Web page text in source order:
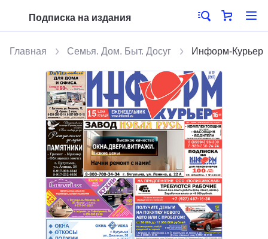
Подписка на издания
Главная Семья. Дом. Быт. Досуг Информ-Курьер